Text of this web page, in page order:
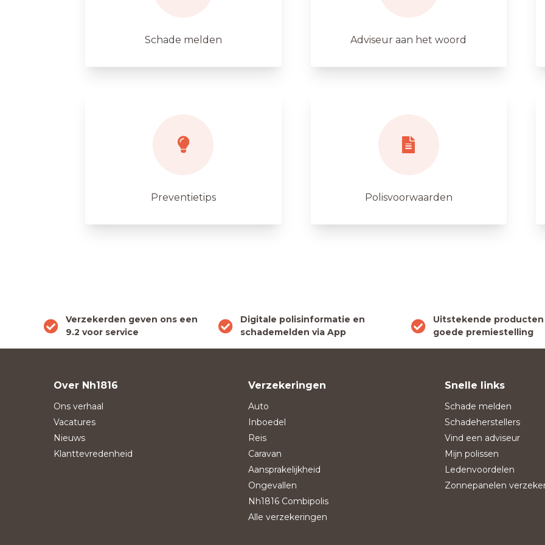
Schade melden Adviseur aan het woord
Preventietips Polisvoorwaarden
Verzekerden geven ons een
9.2 voor service
Digitale polisinformatie en
schademelden via App
Uitstekende
goede premiestelling
Over Nh1816
Ons verhaal
Vacatures
Nieuws
Klanttevredenheid
Verzekeringen
Auto
Inboedel
Reis
Caravan
Aansprakelijkheid
Ongevallen
Nh1816 Combipolis
Alle verzekeringen
Snelle links
Schade melden
Schadeherstellers
Vind een adviseur
Mijn polissen
Ledenvoordelen
Zonnepanelen